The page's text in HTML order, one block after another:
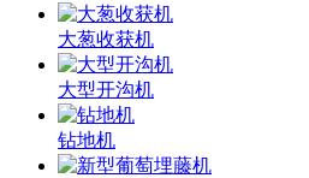
大葱收获机
大型开沟机
钻地机